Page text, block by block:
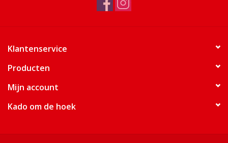
Klantenservice
Producten
Mijn account
Kado om de hoek